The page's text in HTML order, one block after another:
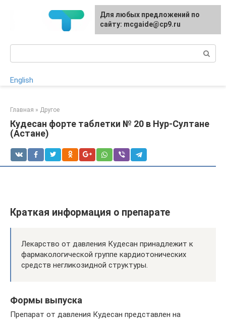
English
Главная » Другое
Кудесан форте таблетки № 20 в Нур-Султане
(Астане)
Краткая информация о препарате
Лекарство от давления Кудесан принадлежит к
фармакологической группе кардиотонических
средств негликозидной структуры.
Формы выпуска
Препарат от давления Кудесан представлен на
Для любых предложений по
сайту: mcgaide@cp9.ru